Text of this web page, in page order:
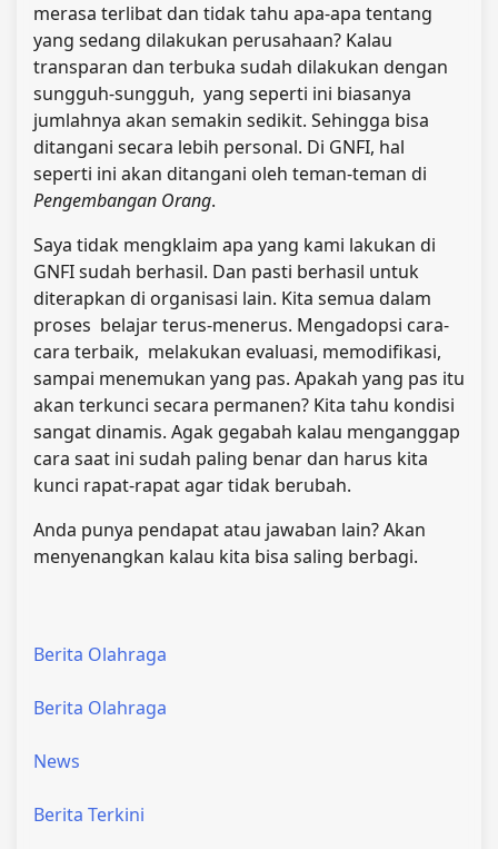
merasa terlibat dan tidak tahu apa-apa tentang
yang sedang dilakukan perusahaan? Kalau
transparan dan terbuka sudah dilakukan dengan
sungguh-sungguh, yang seperti ini biasanya
jumlahnya akan semakin sedikit. Sehingga bisa
ditangani secara lebih personal. Di GNFI, hal
seperti ini akan ditangani oleh teman-teman di
Pengembangan Orang.
Saya tidak mengklaim apa yang kami lakukan di
GNFI sudah berhasil. Dan pasti berhasil untuk
diterapkan di organisasi lain. Kita semua dalam
proses belajar terus-menerus. Mengadopsi cara-
cara terbaik, melakukan evaluasi, memodifikasi,
sampai menemukan yang pas. Apakah yang pas itu
akan terkunci secara permanen? Kita tahu kondisi
sangat dinamis. Agak gegabah kalau menganggap
cara saat ini sudah paling benar dan harus kita
kunci rapat-rapat agar tidak berubah.
Anda punya pendapat atau jawaban lain? Akan
menyenangkan kalau kita bisa saling berbagi.
Berita Olahraga
Berita Olahraga
News
Berita Terkini